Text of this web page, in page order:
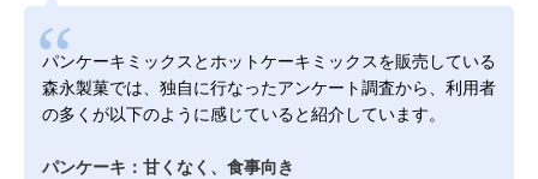
パンケーキミックスとホットケーキミックスを販売している
森永製菓では、独自に行なったアンケート調査から、利用者
の多くが以下のように感じていると紹介しています。
パンケーキ：甘くなく、食事向き